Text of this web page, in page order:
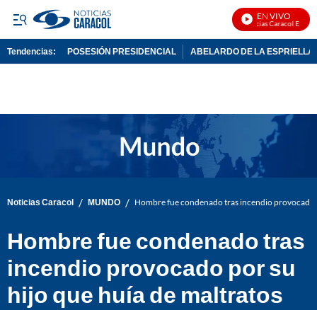
EN VIVO
Noticias Caracol En Vivo
Tendencias: POSESIÓN PRESIDENCIAL ABELARDO DE LA ESPRIELLA
Noticias Caracol / MUNDO / Hombre fue condenado tras incendio
Hombre fue condenado tras
incendio provocado por su
hijo que huía de maltratos